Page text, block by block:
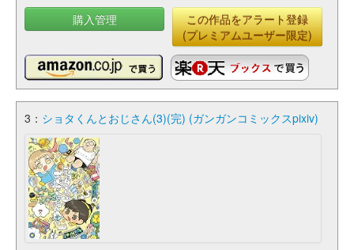
購入管理
この作品をアラート登録
(プレミアムユーザー限定)
3： ショタくんとおじさん(3)(完) (ガンガンコミックスpixiv)